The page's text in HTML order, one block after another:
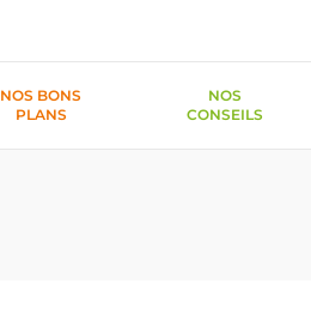
NOS BONS
PLANS
NOS
CONSEILS